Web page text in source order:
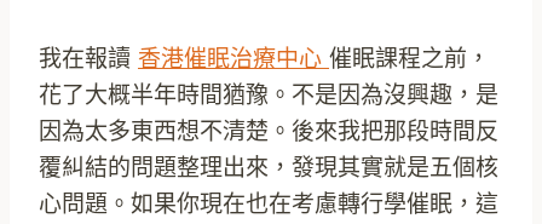
我在報讀 香港催眠治療中心 催眠課程之前，
花了大概半年時間猶豫。不是因為沒興趣，是
因為太多東西想不清楚。後來我把那段時間反
覆糾結的問題整理出來，發現其實就是五個核
心問題。如果你現在也在考慮轉行學催眠，這